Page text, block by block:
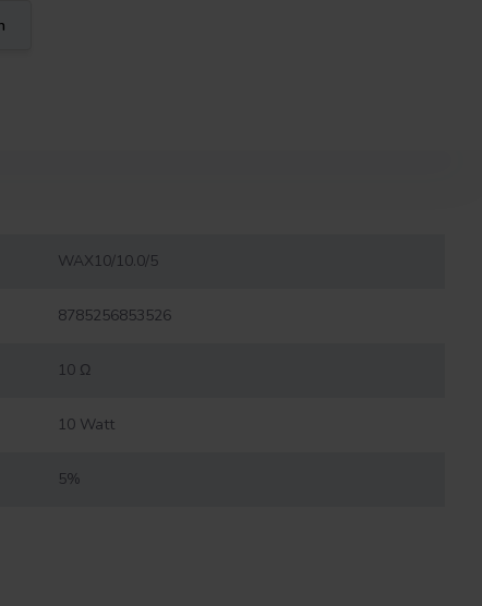
WAX10/10.0/5
8785256853526
10 Ω
10 Watt
5%